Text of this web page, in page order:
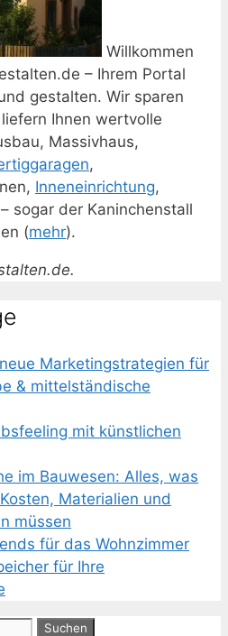
Willkommen
– Ihrem Portal
gestalten. Wir sparen
Ihnen wertvolle
Massivhaus,
,
Inneneinrichtung,
sogar der Kaninchenstall
(mehr).
Marketingstrategien für
& mittelständische
mit künstlichen
im Bauwesen: Alles, was
Materialien und
müssen
für das Wohnzimmer
für Ihre